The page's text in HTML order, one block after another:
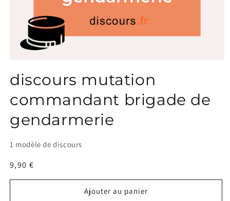
discours mutation
commandant brigade de
gendarmerie
1 modèle de discours
Prix
habituel
9,90 €
Ajouter au panier